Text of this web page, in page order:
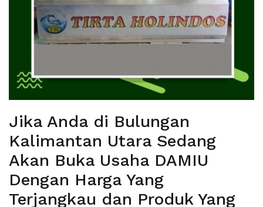
Jika Anda di Bulungan
Kalimantan Utara Sedang
Akan Buka Usaha DAMIU
Dengan Harga Yang
Terjangkau dan Produk Yang